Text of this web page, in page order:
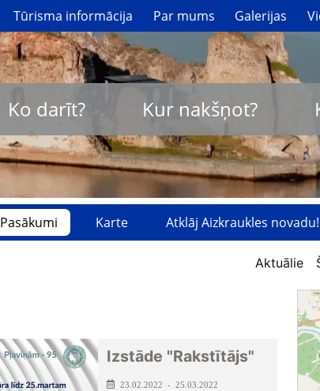
Tūrisma informācija Par mums Galerijas
Ko darīt? Kur nakšņot?
Pasākumi Karte Atklāj Aizkraukles novadu!
Aktuālie
Izstāde "Rakstītājs"
23.02.2022 - 25.03.2022